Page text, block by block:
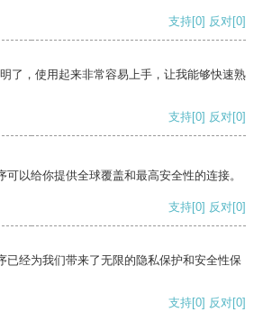
支持[0] 反对[0]
了，使用起来非常容易上手，让我能够快速熟
支持[0] 反对[0]
以给你提供全球覆盖和最高安全性的连接。
支持[0] 反对[0]
已经为我们带来了无限的隐私保护和安全性保
支持[0] 反对[0]